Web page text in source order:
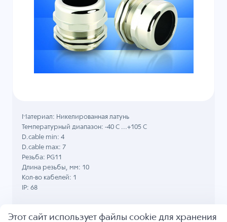
Кабельный ввод AVC PBA11-06
Материал: Никелированная латунь
Температурный диапазон: -40 C ...+105 C
D.cable min: 4
D.cable max: 7
Резьба: PG11
Длина резьбы, мм: 10
Кол-во кабелей: 1
IP: 68
Этот сайт использует файлы cookie для хранения